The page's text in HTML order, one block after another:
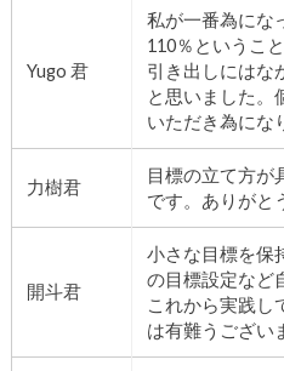
Yugo 君
私が一番為にな
110％というこ
引き出しにはな
と思いました。
いただき為にな
力樹君
目標の立て方が
です。ありがと
開斗君
小さな目標を保
の目標設定など
これから実践し
は有難うござい